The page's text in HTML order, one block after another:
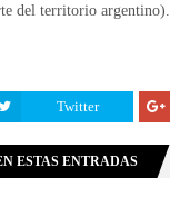
del territorio argentino).
Twitter
ESTAS ENTRADAS